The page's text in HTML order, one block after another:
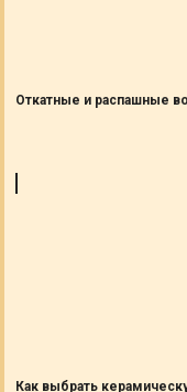
Откатные и распашные
Как выбрать